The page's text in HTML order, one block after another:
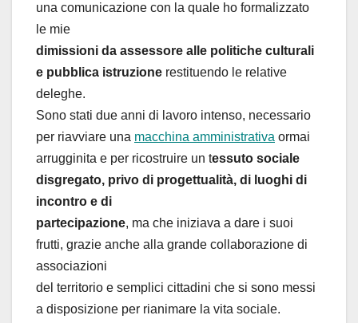
una comunicazione con la quale ho formalizzato
le mie
dimissioni da assessore alle politiche culturali
e pubblica istruzione restituendo le relative
deleghe.
Sono stati due anni di lavoro intenso, necessario
per riavviare una macchina amministrativa ormai
arrugginita e per ricostruire un tessuto sociale
disgregato, privo di progettualità, di luoghi di
incontro e di
partecipazione, ma che iniziava a dare i suoi
frutti, grazie anche alla grande collaborazione di
associazioni
del territorio e semplici cittadini che si sono messi
a disposizione per rianimare la vita sociale.